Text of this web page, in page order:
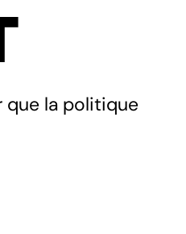
que la politique